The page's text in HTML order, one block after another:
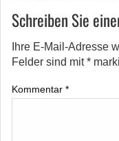
Schreiben Sie
Ihre E-Mail-Adresse
Felder sind mit*
Kommentar *